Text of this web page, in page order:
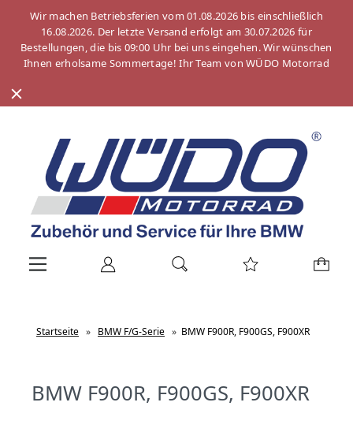
Wir machen Betriebsferien vom 01.08.2026 bis einschließlich
16.08.2026. Der letzte Versand erfolgt am 30.07.2026 für
Bestellungen, die bis 09:00 Uhr bei uns eingehen. Wir wünschen
Ihnen erholsame Sommertage! Ihr Team von WÜDO Motorrad
Startseite » BMW F/G-Serie » BMW F900R, F900GS, F900XR
BMW F900R, F900GS, F900XR